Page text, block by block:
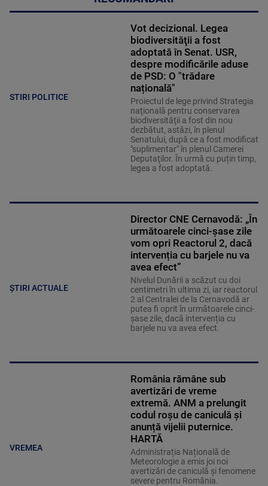
STIRI POLITICE
Vot decizional. Legea
biodiversităţii a fost
adoptată în Senat. USR,
despre modificările aduse
de PSD: O "trădare
națională"
Proiectul de lege privind Strategia
naţională pentru conservarea
biodiversităţii a fost din nou
dezbătut, astăzi, în plenul
Senatului, după ce a fost modificat
"suplimentar" în plenul Camerei
Deputaţilor. În urmă cu puțin timp,
legea a fost adoptată.
ȘTIRI ACTUALE
Director CNE Cernavodă: „În
următoarele cinci-șase zile
vom opri Reactorul 2, dacă
intervenția cu barjele nu va
avea efect”
Nivelul Dunării a scăzut cu doi
centimetri în ultima zi, iar reactorul
2 al Centralei de la Cernavodă ar
putea fi oprit în următoarele cinci-
șase zile, dacă intervenția cu
barjele nu va avea efect.
VREMEA
România rămâne sub
avertizări de vreme
extremă. ANM a prelungit
codul roșu de caniculă și
anunță vijelii puternice.
HARTĂ
Administrația Națională de
Meteorologie a emis joi noi
avertizări de caniculă și fenomene
severe pentru România.